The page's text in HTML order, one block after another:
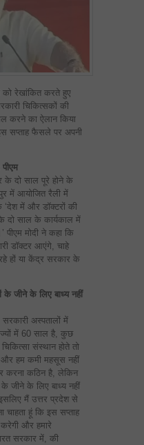
को रेखांकित करते हुए
चिकित्सकों की
करने का ऐलान किया
सप्ताह फैसले पर अपनी
के दो साल पूरे होने के
में आयोजित रैली में
‘देश में और डॉक्टरों की
साल के कार्यकाल में
पीएम मोदी ने कहा कि
डॉक्टर आएंगे, चाहे
हों या केंद्र सरकार के
के जीने के लिए बाध्य नहीं
सरकारी अस्पतालों में
में 60 साल है, कुछ
संस्थान होते तो
और हम कमी महसूस नहीं
करना कठिन है, लेकिन
के जीने के लिए बाध्य नहीं
मैं उत्तर प्रदेश से
चाहता हूं कि इस सप्ताह
और हमारे
सरकार में, की